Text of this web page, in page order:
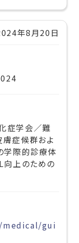
年8月20日
症学会／難
症候群およ
学際的診療体
向上のための
gui